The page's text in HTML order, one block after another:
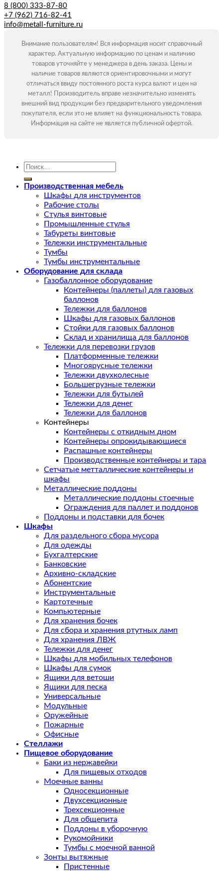
8 (800) 333-87-80
+7 (962) 716-82-41
info@metall-furniture.ru
Внимание пользователям! Вся информация носит справочный
характер. Актуальную информацию по ценам и наличию
товаров уточняйте у менеджера в день заказа. Цены и
наличие товаров являются ориентировочными и могут
отличаться ввиду постоянного роста курса валют и цен на
металл! Производитель вправе незначительно изменять
внешний вид продукции без предварительного уведомления
покупателя, если это не влияет на функциональность товара.
Информация на сайте не является публичной офертой.
Искать:
Производственная мебель
Шкафы для инструментов
Рабочие столы
Стулья винтовые
Промышленные стулья
Табуреты винтовые
Тележки инструментальные
Тумбы
Тумбы инструментальные
Оборудование для склада
Газобаллонное оборудование
Контейнеры (паллеты) для газовых
баллонов
Тележки для баллонов
Шкафы для газовых баллонов
Стойки для газовых баллонов
Склад и хранилища для баллонов
Тележки для перевозки грузов
Платформенные тележки
Многоярусные тележки
Тележки двухколесные
Большегрузные тележки
Тележки для бутылей
Тележки для денег
Тележки для баллонов
Контейнеры
Контейнеры с откидным дном
Контейнеры опрокидывающиеся
Распашные контейнеры
Производственные контейнеры и тара
Сетчатые метталлические контейнеры и
шкафы
Металлические поддоны
Металлические поддоны стоечные
Ограждения для паллет и поддонов
Поддоны и подставки для бочек
Шкафы
Для раздельного сбора мусора
Для одежды
Бухгалтерские
Банковские
Архивно-складские
Абонентские
Инструментальные
Картотечные
Компьютерные
Для хранения бочек
Для сбора и хранения ртутных ламп
Для хранения ЛВЖ
Тележки для денег
Шкафы для мобильных телефонов
Шкафы для сумок
Ящики для ветоши
Ящики для песка
Универсальные
Модульные
Оружейные
Пожарные
Офисные
Стеллажи
Пищевое оборудование
Баки из нержавейки
Для пищевых отходов
Моечные ванны
Односекционные
Двухсекционные
Трехсекционные
Для общепита
Поддоны в уборочную
Рукомойники
Тумбы с моечной ванной
Зонты вытяжные
Пристенные